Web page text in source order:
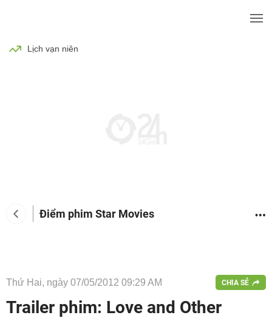
Lịch vạn niên
Điểm phim Star Movies
Thứ Hai, ngày 07/05/2012 09:29 AM CHIA SẺ
Trailer phim: Love and Other